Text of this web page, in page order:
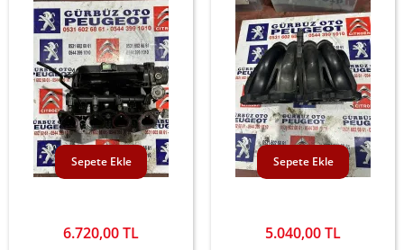
6.720,00 TL
Sepete Ekle
5.040,00 TL
Sepete Ekle